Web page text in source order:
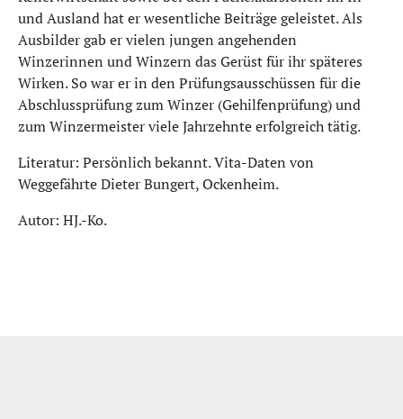
und Ausland hat er wesentliche Beiträge geleistet. Als
Ausbilder gab er vielen jungen angehenden
Winzerinnen und Winzern das Gerüst für ihr späteres
Wirken. So war er in den Prüfungsausschüssen für die
Abschlussprüfung zum Winzer (Gehilfenprüfung) und
zum Winzermeister viele Jahrzehnte erfolgreich tätig.
Literatur: Persönlich bekannt. Vita-Daten von
Weggefährte Dieter Bungert, Ockenheim.
Autor: HJ.-Ko.